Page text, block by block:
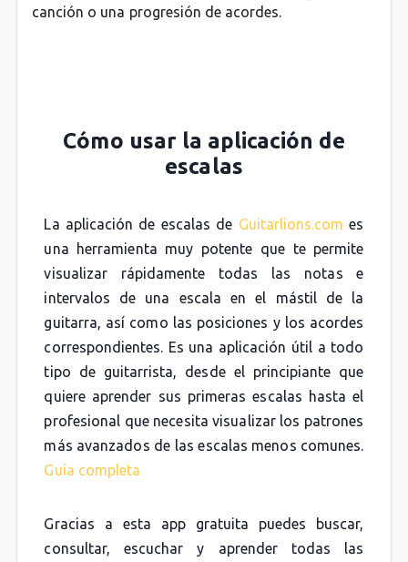
canción o una progresión de acordes.
Cómo usar la aplicación de
escalas
La aplicación de escalas de Guitarlions.com es
una herramienta muy potente que te permite
visualizar rápidamente todas las notas e
intervalos de una escala en el mástil de la
guitarra, así como las posiciones y los acordes
correspondientes. Es una aplicación útil a todo
tipo de guitarrista, desde el principiante que
quiere aprender sus primeras escalas hasta el
profesional que necesita visualizar los patrones
más avanzados de las escalas menos comunes.
Guía completa
Gracias a esta app gratuita puedes buscar,
consultar, escuchar y aprender todas las